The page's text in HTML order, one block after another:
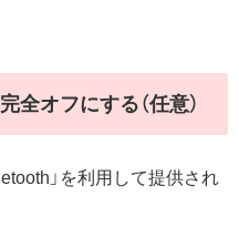
全オフにする（任意）
」を利用して提供され